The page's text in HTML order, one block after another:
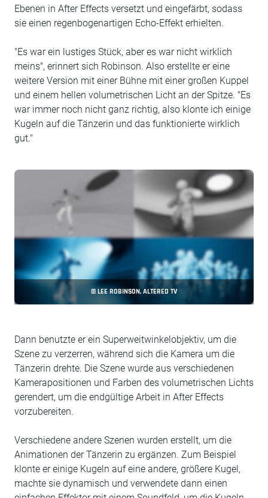
Ebenen in After Effects versetzt und eingefärbt, sodass
sie einen regenbogenartigen Echo-Effekt erhielten.
"Es war ein lustiges Stück, aber es war nicht wirklich
meins", erinnert sich Robinson. Also erstellte er eine
weitere Version mit einer Bühne mit einer großen Kuppel
und einem hellen volumetrischen Licht an der Spitze. "Es
war immer noch nicht ganz richtig, also klonte ich einige
Kugeln auf die Tänzerin und das funktionierte wirklich
gut."
© LEE ROBINSON, ALTERED TV
Dann benutzte er ein Superweitwinkelobjektiv, um die
Szene zu verzerren, während sich die Kamera um die
Tänzerin drehte. Die Szene wurde aus verschiedenen
Kamerapositionen und Farben des volumetrischen Lichts
gerendert, um die endgültige Arbeit in After Effects
vorzubereiten.
Verschiedene andere Szenen wurden erstellt, um die
Animationen der Tänzerin zu ergänzen. Zum Beispiel
klonte er einige Kugeln auf eine andere, größere Kugel,
machte sie dynamisch und verwendete dann einen